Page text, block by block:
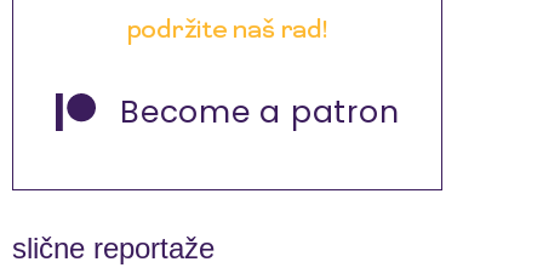
podržite naš rad!
Become a patron
slične reportaže